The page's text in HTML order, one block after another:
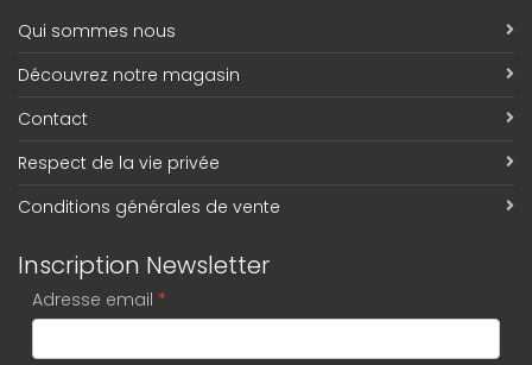
Qui sommes nous
Découvrez notre magasin
Contact
Respect de la vie privée
Conditions générales de vente
Inscription Newsletter
Adresse email *